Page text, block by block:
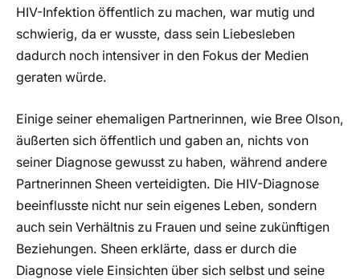
HIV-Infektion öffentlich zu machen, war mutig und
schwierig, da er wusste, dass sein Liebesleben
dadurch noch intensiver in den Fokus der Medien
geraten würde.
Einige seiner ehemaligen Partnerinnen, wie Bree Olson,
äußerten sich öffentlich und gaben an, nichts von
seiner Diagnose gewusst zu haben, während andere
Partnerinnen Sheen verteidigten. Die HIV-Diagnose
beeinflusste nicht nur sein eigenes Leben, sondern
auch sein Verhältnis zu Frauen und seine zukünftigen
Beziehungen. Sheen erklärte, dass er durch die
Diagnose viele Einsichten über sich selbst und seine